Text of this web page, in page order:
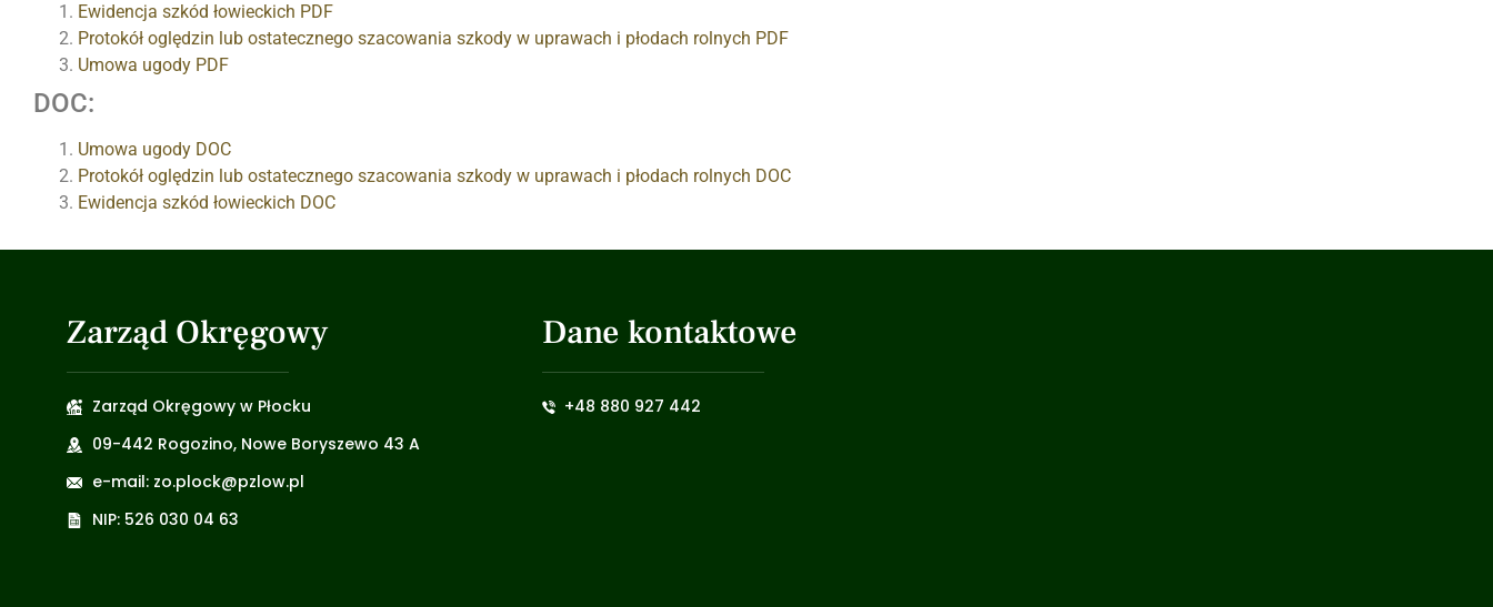
Ewidencja szkód łowieckich PDF
Protokół oględzin lub ostatecznego szacowania szkody w uprawach i płodach rolnych PDF
Umowa ugody PDF
DOC:
Umowa ugody DOC
Protokół oględzin lub ostatecznego szacowania szkody w uprawach i płodach rolnych DOC
Ewidencja szkód łowieckich DOC
Zarząd Okręgowy
Zarząd Okręgowy w Płocku
09-442 Rogozino, Nowe Boryszewo 43 A
e-mail: zo.plock@pzlow.pl
NIP: 526 030 04 63
Dane kontaktowe
+48 880 927 442